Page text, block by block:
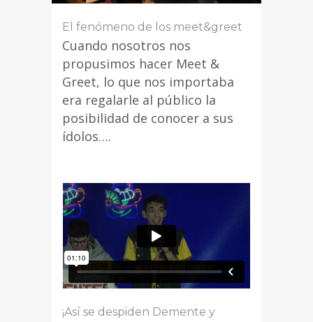
El fenómeno de los meet&greet
Cuando nosotros nos
propusimos hacer Meet &
Greet, lo que nos importaba
era regalarle al público la
posibilidad de conocer a sus
ídolos….
¡Así se despiden Demente y